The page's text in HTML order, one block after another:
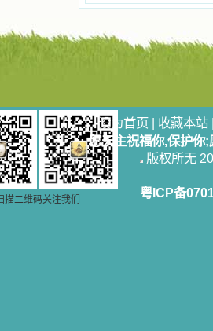
描二维码关注我们
设为首页 | 收藏本站
愿天主祝福你,保护你
版权所无
粤ICP备